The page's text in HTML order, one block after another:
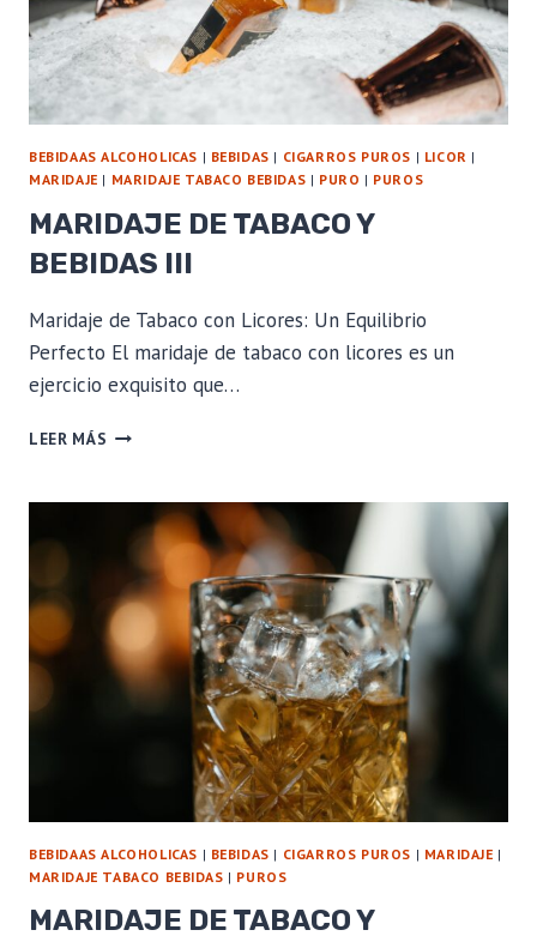
DISFRUTAR
CON
AMIGOS
BEBIDAAS ALCOHOLICAS | BEBIDAS | CIGARROS PUROS | LICOR |
MARIDAJE | MARIDAJE TABACO BEBIDAS | PURO | PUROS
MARIDAJE DE TABACO Y
BEBIDAS III
Maridaje de Tabaco con Licores: Un Equilibrio
Perfecto El maridaje de tabaco con licores es un
ejercicio exquisito que…
LEER MÁS MARIDAJE
Y
BEBIDAS
BEBIDAAS ALCOHOLICAS | BEBIDAS | CIGARROS PUROS | MARIDAJE |
MARIDAJE TABACO BEBIDAS | PUROS
MARIDAJE DE TABACO Y